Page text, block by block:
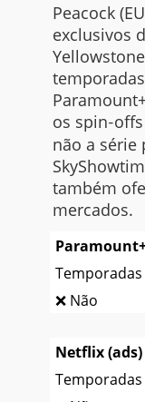
Peacock
exclusivos
os
não a série
também
mercados.
Temporadas
❌ Não
Netflix (ads)
Temporadas